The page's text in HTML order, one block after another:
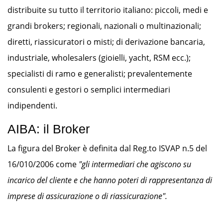
distribuite su tutto il territorio italiano: piccoli, medi e
grandi brokers; regionali, nazionali o multinazionali;
diretti, riassicuratori o misti; di derivazione bancaria,
industriale, wholesalers (gioielli, yacht, RSM ecc.);
specialisti di ramo e generalisti; prevalentemente
consulenti e gestori o semplici intermediari
indipendenti.
AIBA: il Broker
La figura del Broker è definita dal Reg.to ISVAP n.5 del
16/010/2006 come "gli intermediari che agiscono su
incarico del cliente e che hanno poteri di rappresentanza di
imprese di assicurazione o di riassicurazione".